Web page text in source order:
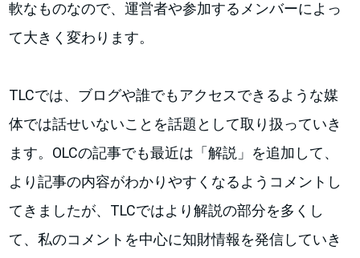
軟なものなので、運営者や参加するメンバーによっ
て大きく変わります。
TLCでは、ブログや誰でもアクセスできるような媒
体では話せいないことを話題として取り扱っていき
ます。OLCの記事でも最近は「解説」を追加して、
より記事の内容がわかりやすくなるようコメントし
てきましたが、TLCではより解説の部分を多くし
て、私のコメントを中心に知財情報を発信していき